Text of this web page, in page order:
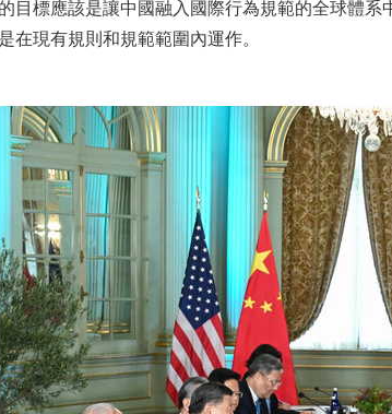
目標應該是讓中國融入國際行為規範的全球體
在現有規則和規範範圍內運作。